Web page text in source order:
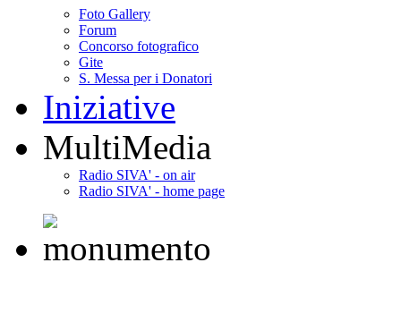
Foto Gallery
Forum
Concorso fotografico
Gite
S. Messa per i Donatori
Iniziative
MultiMedia
Radio SIVA' - on air
Radio SIVA' - home page